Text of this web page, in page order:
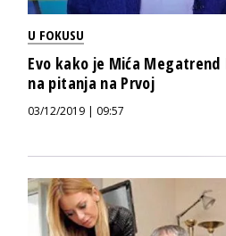
U FOKUSU
Evo kako je Mića Megatrend
na pitanja na Prvoj
03/12/2019 | 09:57